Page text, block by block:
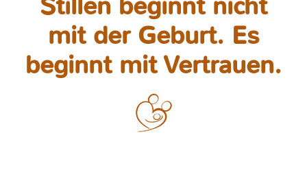
mit der Geburt. Es
beginnt mit Vertrauen.